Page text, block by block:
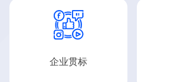

企业贯标